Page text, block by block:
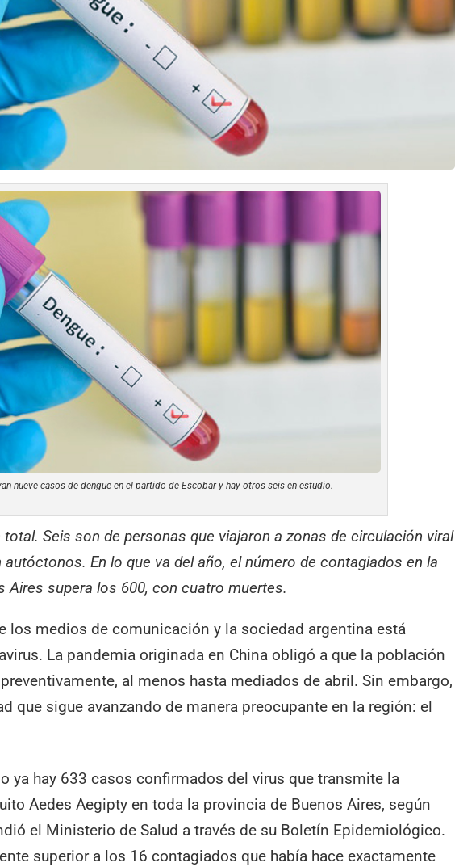
nueve casos de dengue en el partido de Escobar y hay otros seis en estudio.
total. Seis son de personas que viajaron a zonas de circulación viral
En lo que va del año, el número de contagiados en la
Aires supera los 600, con cuatro muertes.
los medios de comunicación y la sociedad argentina está
La pandemia originada en China obligó a que la población
al menos hasta mediados de abril. Sin embargo,
que sigue avanzando de manera preocupante en la región: el
ya hay 633 casos confirmados del virus que transmite la
Aedes Aegipty en toda la provincia de Buenos Aires, según
el Ministerio de Salud a través de su Boletín Epidemiológico.
superior a los 16 contagiados que había hace exactamente